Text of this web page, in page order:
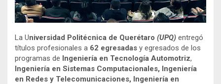
La Universidad Politécnica de Querétaro (UPQ) entregó
títulos profesionales a 62 egresadas y egresados de los
programas de Ingeniería en Tecnología Automotriz,
Ingeniería en Sistemas Computacionales, Ingeniería
en Redes y Telecomunicaciones, Ingeniería en